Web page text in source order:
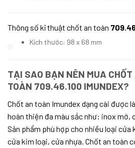
Thông số kĩ thuật chốt an toàn
Kích thước: 98 x 68 mm
TẠI SAO BẠN NÊN MUA
TOÀN 709.46.100 IMUNDEX?
Chốt an toàn Imundex dạng cài được
hoàn thiện đa màu sắc như: inox mờ,
Sản phẩm phù hợp cho nhiều loại cửa
cửa kim loại, cửa nhựa. Chốt an toàn